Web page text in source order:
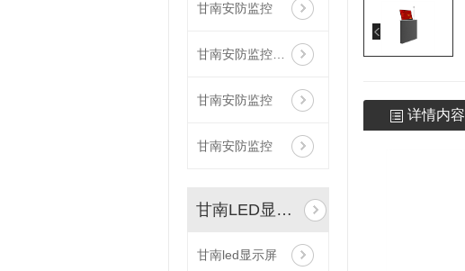
甘南安防监控
甘南安防监控安装
甘南安防监控
甘南安防监控
甘南LED显示屏
甘南led显示屏
详情内容